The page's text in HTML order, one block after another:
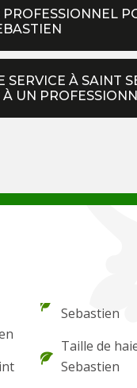
PROFESSIONNEL
SERVICE À SAINT
UN
Sebastien
Taille de
Sebastien